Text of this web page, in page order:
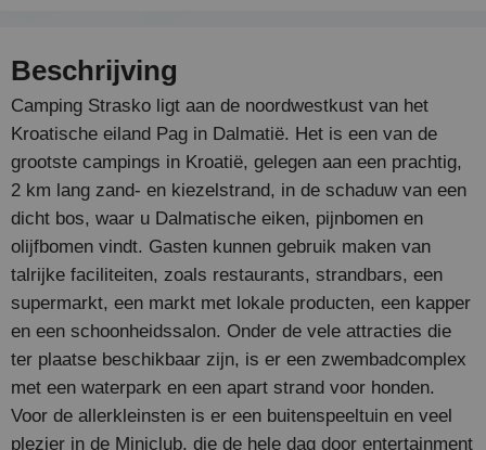
Beschrijving
Camping Strasko ligt aan de noordwestkust van het
Kroatische eiland Pag in Dalmatië. Het is een van de
grootste campings in Kroatië, gelegen aan een prachtig,
2 km lang zand- en kiezelstrand, in de schaduw van een
dicht bos, waar u Dalmatische eiken, pijnbomen en
olijfbomen vindt. Gasten kunnen gebruik maken van
talrijke faciliteiten, zoals restaurants, strandbars, een
supermarkt, een markt met lokale producten, een kapper
en een schoonheidssalon. Onder de vele attracties die
ter plaatse beschikbaar zijn, is er een zwembadcomplex
met een waterpark en een apart strand voor honden.
Voor de allerkleinsten is er een buitenspeeltuin en veel
plezier in de Miniclub, die de hele dag door entertainment